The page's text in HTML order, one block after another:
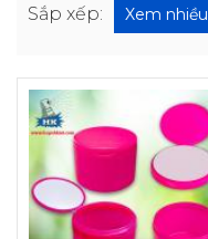
Sắp xếp: Xem nhiều